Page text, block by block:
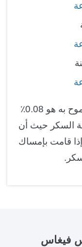
مستوى الكحول في الدم المسموح به هو 0.08٪
السكر حيث أن
قامت بإمساك
فيغاس